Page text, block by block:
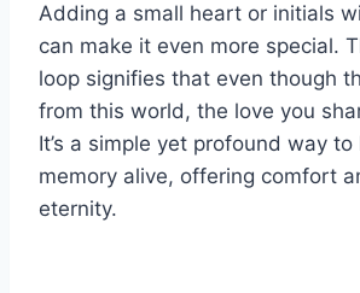
Adding a small heart or initials
can make it even more special.
loop signifies that even though
from this world, the love you
It’s a simple yet profound way
memory alive, offering comfort
eternity.